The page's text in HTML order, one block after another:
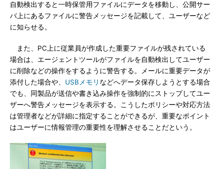
自動検出すると一時保管用ファイルにデータを移動し、公開サー
バ上にあるファイルに警告メッセージを記載して、ユーザーなど
に知らせる。
また、PC上に従業員が作成した重要ファイルが残されている
場合は、エージェントツールがファイルを自動検出してユーザー
に削除などの操作をするように警告する。メールに重要データが
添付した場合や、 USBメモリ などへデータ保存しようとする場合
でも、同製品が送信や書き込み操作を強制的にストップしてユー
ザーへ警告メッセージを表示する。こうしたポリシーや対応方法
は管理者などが詳細に指定することができるが、重要なポイント
はユーザーに情報管理の重要性を理解させることだという。